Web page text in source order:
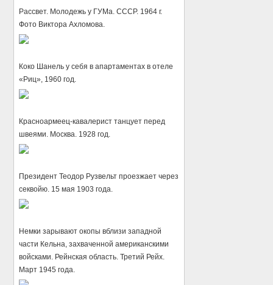
Рассвет. Молодежь у ГУМа. СССР. 1964 г.
Фото Виктора Ахломова.
Коко Шанель у себя в апартаментах в отеле
«Риц», 1960 год.
Красноармеец-кавалерист танцует перед
швеями. Москва. 1928 год.
Президент Теодор Рузвельт проезжает через
секвойю. 15 мая 1903 года.
Немки зарывают окопы вблизи западной
части Кельна, захваченной американскими
войсками. Рейнская область. Третий Рейх.
Март 1945 года.